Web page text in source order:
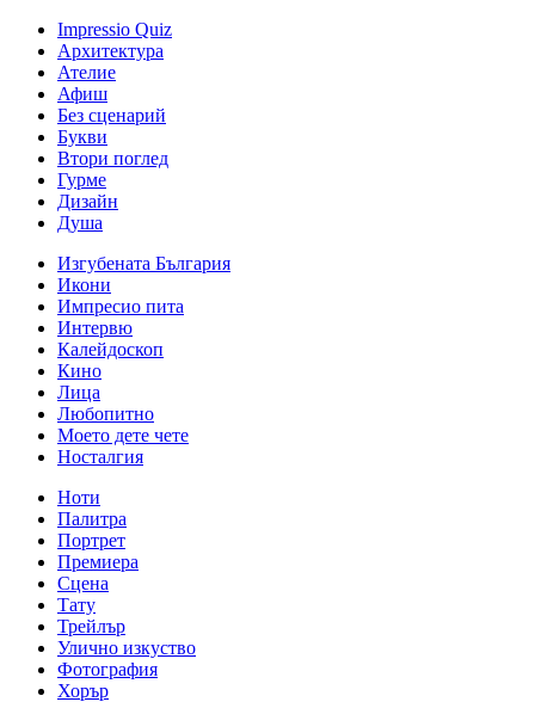
Impressio Quiz
Архитектура
Ателие
Афиш
Без сценарий
Букви
Втори поглед
Гурме
Дизайн
Душа
Изгубената България
Икони
Импресио пита
Интервю
Калейдоскоп
Кино
Лица
Любопитно
Моето дете чете
Носталгия
Ноти
Палитра
Портрет
Премиера
Сцена
Тату
Трейлър
Улично изкуство
Фотография
Хорър